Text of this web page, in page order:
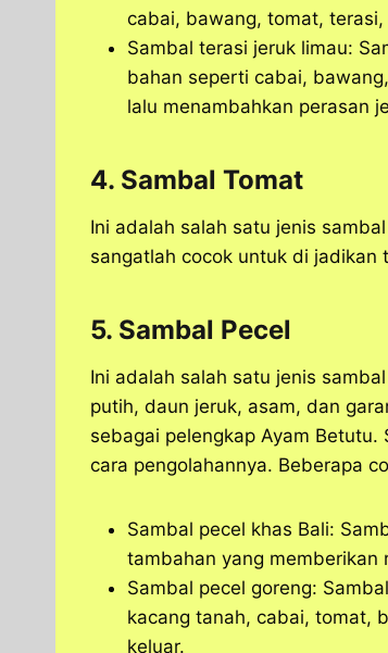
cabai, bawang, tomat,
Sambal terasi jeruk limau:
bahan seperti cabai,
lalu menambahkan perasan
4. Sambal Tomat
Ini adalah salah satu jenis
sangatlah cocok untuk di jadikan
5. Sambal Pecel
Ini adalah salah satu jenis
putih, daun jeruk, asam, dan
sebagai pelengkap Ayam
cara pengolahannya. Beberapa
Sambal pecel khas Bali:
tambahan yang memberikan
Sambal pecel goreng:
kacang tanah, cabai, tomat,
keluar.